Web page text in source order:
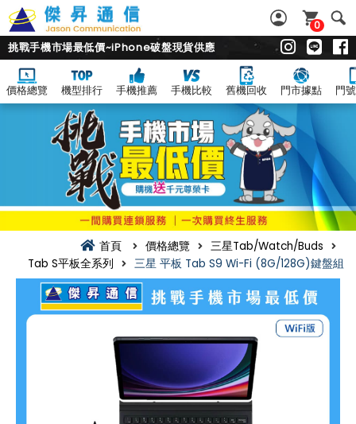
0
挑戰手機市場最低價~iPhone破盤現貨供應
價格總覽 機型排行 手機推薦 手機比較 舊機回收 門市據點 門
首頁 價格總覽
三星Tab/Watch/Buds
Tab S平板全系列
三星 平板 Tab S9 Wi-Fi (8G/128G)鍵盤組